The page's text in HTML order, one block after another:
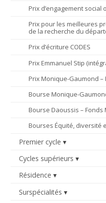
Prix d’engagement social
Prix pour les meilleures
de la recherche du
Prix d’écriture CODES
Prix Emmanuel Stip
Prix Monique-Gaumond
Bourse Monique-
Bourse Daoussis –
Bourses Équité, diversité
Premier cycle
Cycles supérieurs
Résidence
Surspécialités